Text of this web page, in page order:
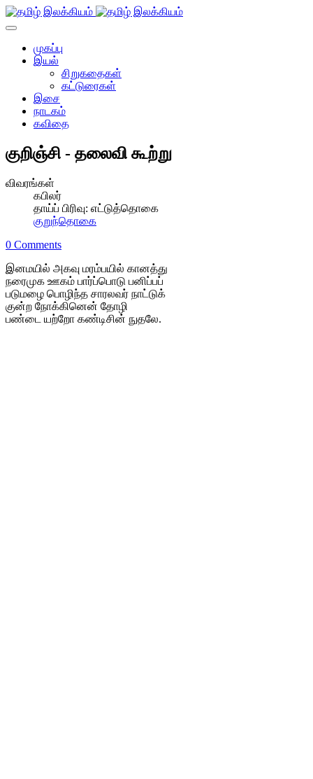
முகப்பு
இயல்
சிறுகதைகள்
கட்டுரைகள்
இசை
நாடகம்
கவிதை
குறிஞ்சி - தலைவி கூற்று
விவரங்கள்
கபிலர்
தாய்ப் பிரிவு: எட்டுத்தொகை
குறுந்தொகை
0 Comments
இனமயில் அகவு மரம்பயில் கானத்து
நரைமுக ஊகம் பார்ப்பொடு பனிப்பப்
படுமழை பொழிந்த சாரலவர் நாட்டுக்
குன்ற நோக்கினென் தோழி
பண்டை யற்றோ கண்டிசின் நுதலே.